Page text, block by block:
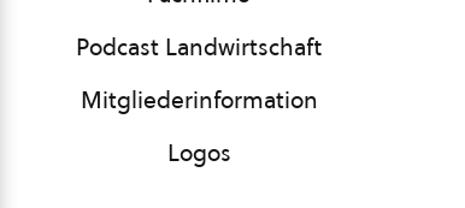
Podcast Landwirtschaft
Mitgliederinformation
Logos